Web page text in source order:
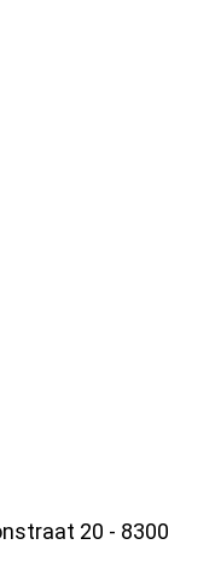
20 - 8300